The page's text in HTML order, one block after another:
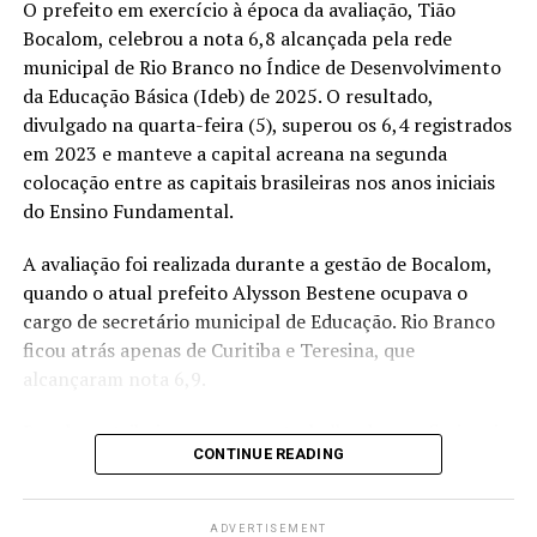
Ex-secretário de Educação e ex-governador do Acre,
Binho Marques também trabalhou no Ministério da
Educação e em organizações do setor. Em sua trajetória,
participou de discussões sobre o financiamento da
educação básica, incluindo a criação do Valor Aluno Ano
Total (VAAT), incorporado ao Fundeb.
atuação eleitoral na coordenação política das
campanhas apoiadas pela Frente Ampla no Acre.
Compartilhe isso:
LinkedIn Telegram
O prefeito em exercício à época da avaliação, Tião
Bocalom, celebrou a nota 6,8 alcançada pela rede
municipal de Rio Branco no Índice de Desenvolvimento
da Educação Básica (Ideb) de 2025. O resultado,
divulgado na quarta-feira (5), superou os 6,4 registrados
em 2023 e manteve a capital acreana na segunda
colocação entre as capitais brasileiras nos anos iniciais
do Ensino Fundamental.
A avaliação foi realizada durante a gestão de Bocalom,
quando o atual prefeito Alysson Bestene ocupava o
cargo de secretário municipal de Educação. Rio Branco
ficou atrás apenas de Curitiba e Teresina, que
alcançaram nota 6,9.
Bocalom atribuiu o avanço ao trabalho dos profissionais
da educação e aos investimentos feitos pela prefeitura
na adoção de novas tecnologias de ensino.
CONTINUE READING
ADVERTISEMENT